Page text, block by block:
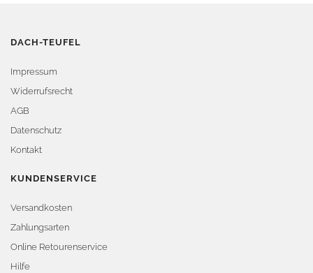
DACH-TEUFEL
Impressum
Widerrufsrecht
AGB
Datenschutz
Kontakt
KUNDENSERVICE
Versandkosten
Zahlungsarten
Online Retourenservice
Hilfe